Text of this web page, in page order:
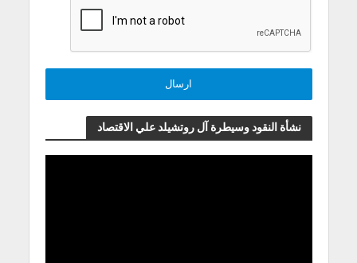
نشأة النقود وسيطرة آل روتشيلد علي الاقتصاد